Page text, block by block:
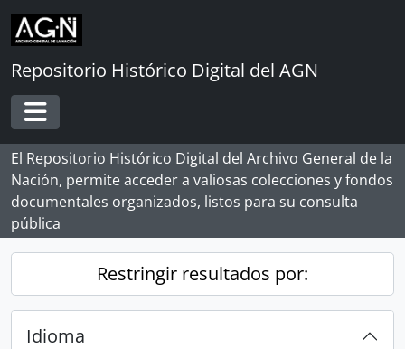
Skip to main content
Repositorio Histórico Digital del AGN
Toggle navigation
El Repositorio Histórico Digital del Archivo General de la
Nación, permite acceder a valiosas colecciones y fondos
documentales organizados, listos para su consulta
pública
Restringir resultados por:
Idioma